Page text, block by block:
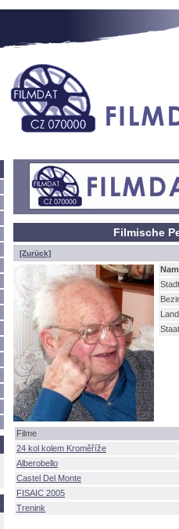
Filmische
[Zurück]
Staat
Filme
24 kol kolem Kroměříže
Alberobello
Castel Del Monte
FISAIC 2005
Trenink